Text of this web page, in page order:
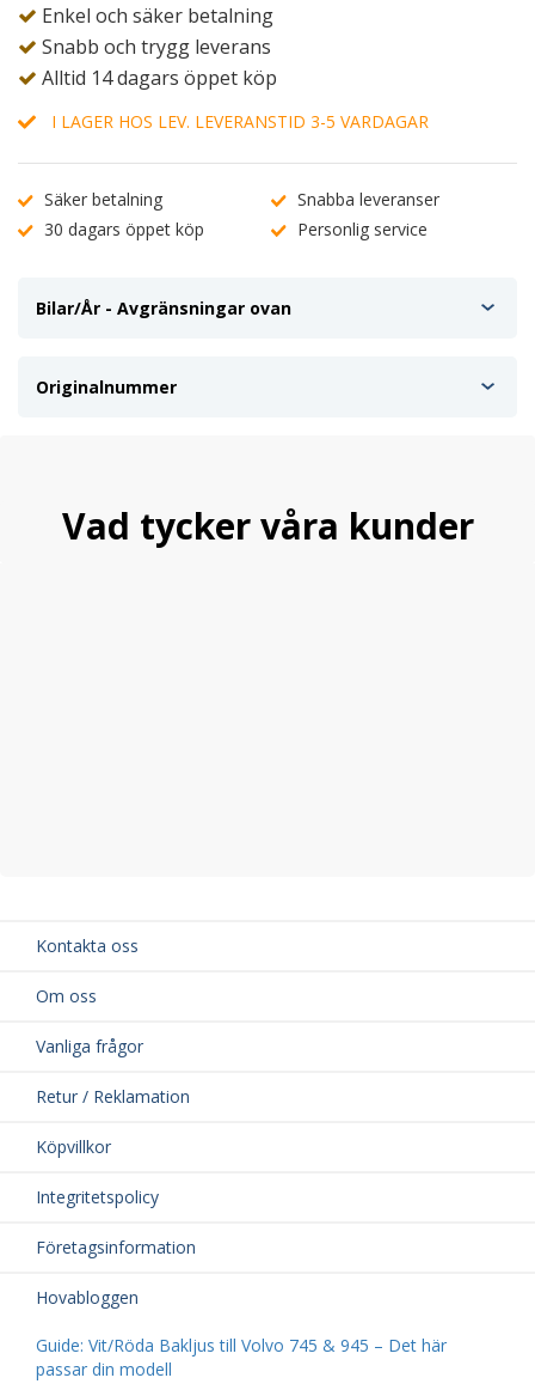
Enkel och säker betalning
Snabb och trygg leverans
Alltid 14 dagars öppet köp
I LAGER HOS LEV. LEVERANSTID 3-5 VARDAGAR
Säker betalning
Snabba leveranser
30 dagars öppet köp
Personlig service
Bilar/År - Avgränsningar ovan
Originalnummer
Vad tycker våra kunder
Kontakta oss
Om oss
Vanliga frågor
Retur / Reklamation
Köpvillkor
Integritetspolicy
Företagsinformation
Hovabloggen
Guide: Vit/Röda Bakljus till Volvo 745 & 945 – Det här
passar din modell